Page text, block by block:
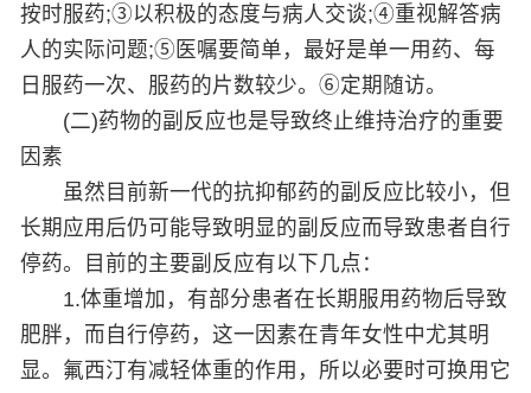
按时服药;③以积极的态度与病人交谈;④重视解答病
人的实际问题;⑤医嘱要简单，最好是单一用药、每
日服药一次、服药的片数较少。⑥定期随访。
(二)药物的副反应也是导致终止维持治疗的重要
因素
虽然目前新一代的抗抑郁药的副反应比较小，但
长期应用后仍可能导致明显的副反应而导致患者自行
停药。目前的主要副反应有以下几点：
1.体重增加，有部分患者在长期服用药物后导致
肥胖，而自行停药，这一因素在青年女性中尤其明
显。氟西汀有减轻体重的作用，所以必要时可换用它